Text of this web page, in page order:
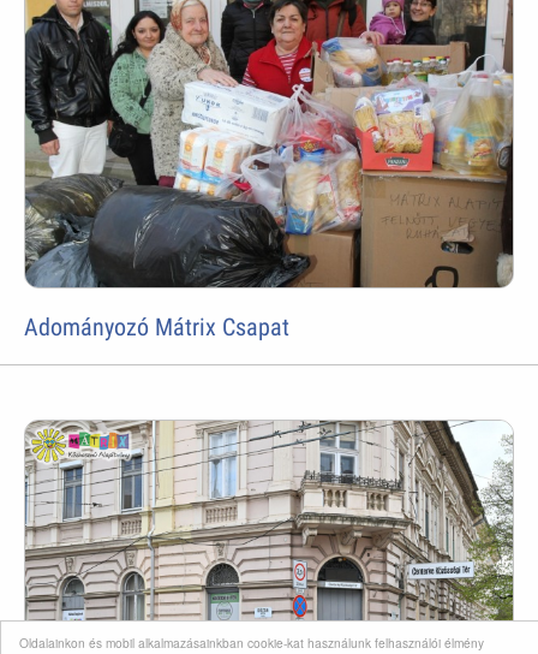
Oldalainkon és mobil alkalmazásainkban cookie-kat használunk felhasználói élmény
Adományozó Mátrix Csapat